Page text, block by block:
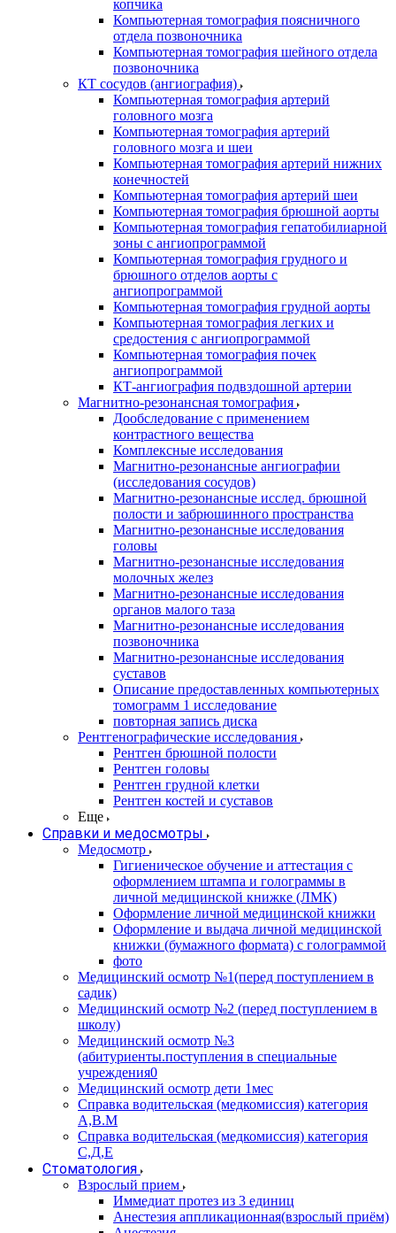
копчика
Компьютерная томография поясничного
отдела позвоночника
Компьютерная томография шейного отдела
позвоночника
КТ сосудов (ангиография)
Компьютерная томография артерий
головного мозга
Компьютерная томография артерий
головного мозга и шеи
Компьютерная томография артерий нижних
конечностей
Компьютерная томография артерий шеи
Компьютерная томография брюшной аорты
Компьютерная томография гепатобилиарной
зоны с ангиопрограммой
Компьютерная томография грудного и
брюшного отделов аорты с
ангиопрограммой
Компьютерная томография грудной аорты
Компьютерная томография легких и
средостения с ангиопрограммой
Компьютерная томография почек
ангиопрограммой
КТ-ангиография подвздошной артерии
Магнитно-резонансная томография
Дообследование с применением
контрастного вещества
Комплексные исследования
Магнитно-резонансные ангиографии
(исследования сосудов)
Магнитно-резонансные исслед. брюшной
полости и забрюшинного пространства
Магнитно-резонансные исследования
головы
Магнитно-резонансные исследования
молочных желез
Магнитно-резонансные исследования
органов малого таза
Магнитно-резонансные исследования
позвоночника
Магнитно-резонансные исследования
суставов
Описание предоставленных компьютерных
томограмм 1 исследование
повторная запись диска
Рентгенографические исследования
Рентген брюшной полости
Рентген головы
Рентген грудной клетки
Рентген костей и суставов
Еще
Справки и медосмотры
Медосмотр
Гигиеническое обучение и аттестация с
оформлением штампа и голограммы в
личной медицинской книжке (ЛМК)
Оформление личной медицинской книжки
Оформление и выдача личной медицинской
книжки (бумажного формата) с голограммой
фото
Медицинский осмотр №1(перед поступлением в
садик)
Медицинский осмотр №2 (перед поступлением в
школу)
Медицинский осмотр №3
(абитуриенты.поступления в специальные
учреждения0
Медицинский осмотр дети 1мес
Справка водительская (медкомиссия) категория
А,В.М
Справка водительская (медкомиссия) категория
С,Д,Е
Стоматология
Взрослый прием
Иммедиат протез из 3 единиц
Анестезия аппликационная(взрослый приём)